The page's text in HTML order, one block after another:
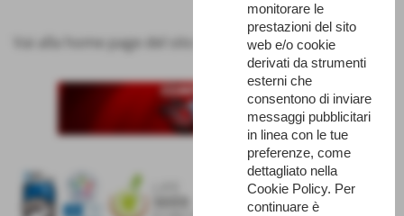
Vai alla home page del sito internet
monitorare le
prestazioni del sito
web e/o cookie
derivati da strumenti
esterni che
consentono di inviare
messaggi pubblicitari
in linea con le tue
preferenze, come
dettagliato nella
Cookie Policy. Per
continuare è